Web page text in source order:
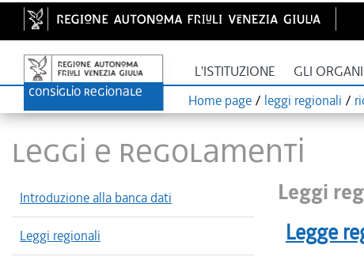
L'ISTITUZIONE GLI ORGANI
Home page / leggi regionali /
LEGGI E REGOLAMENTI
Introduzione alla banca dati
Leggi regionali
Leggi
Legge